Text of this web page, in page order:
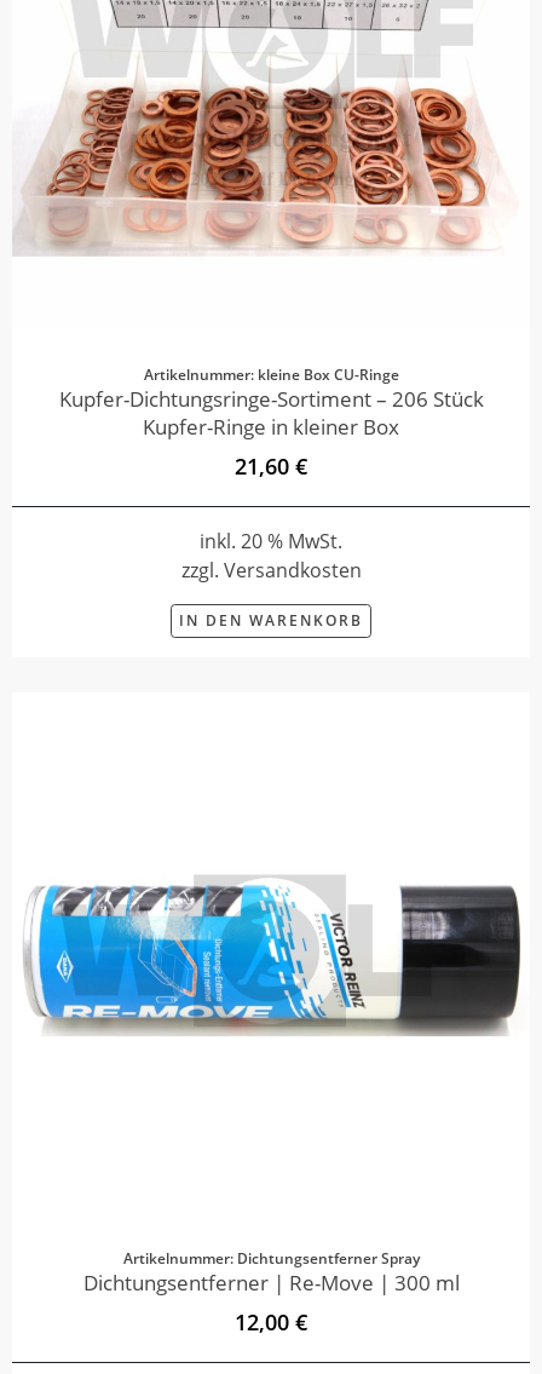
Artikelnummer: kleine Box CU-Ringe
Kupfer-Dichtungsringe-Sortiment – 206 Stück
Kupfer-Ringe in kleiner Box
21,60 €
inkl. 20 % MwSt.
zzgl. Versandkosten
IN DEN WARENKORB
Artikelnummer: Dichtungsentferner Spray
Dichtungsentferner | Re-Move | 300 ml
12,00 €